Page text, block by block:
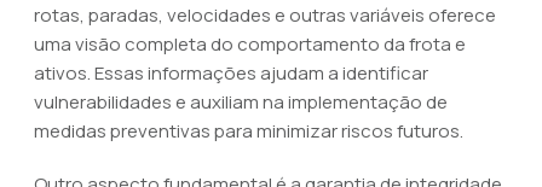
rotas, paradas, velocidades e outras variáveis oferece
uma visão completa do comportamento da frota e
ativos. Essas informações ajudam a identificar
vulnerabilidades e auxiliam na implementação de
medidas preventivas para minimizar riscos futuros.